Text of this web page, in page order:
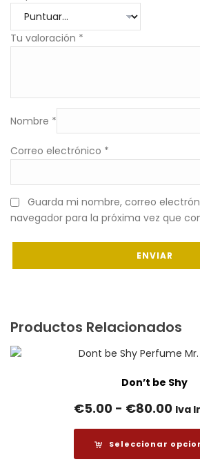
Tu valoración *
Nombre *
Correo electrónico *
Guarda mi nombre, correo
navegador para la próxima vez que
Productos Relacionados
Don’t be Shy
€5.00 - €80.00
de
Iva
Seleccionar